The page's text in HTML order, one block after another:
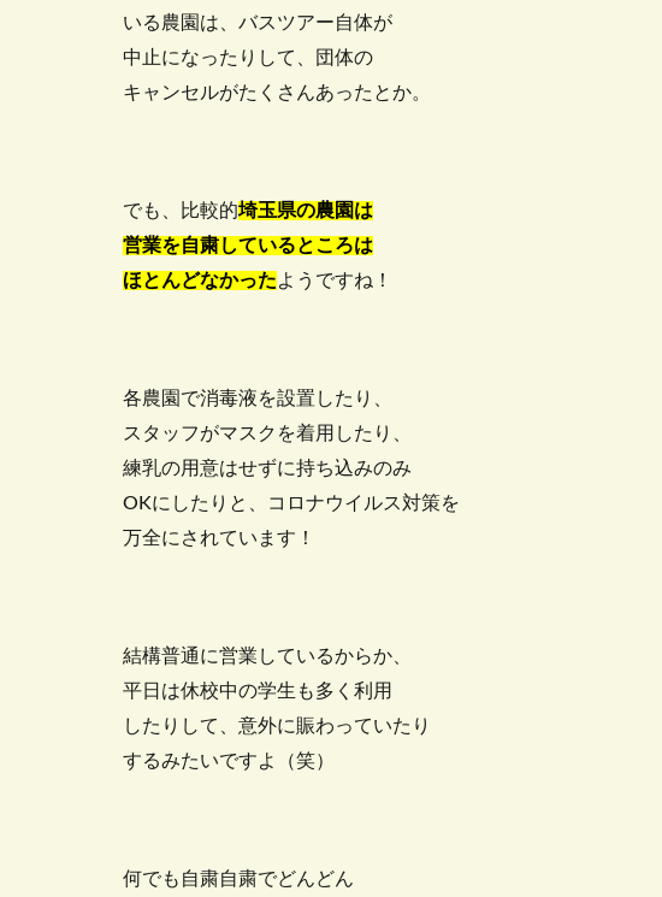
いる農園は、バスツアー自体が
中止になったりして、団体の
キャンセルがたくさんあったとか。
でも、比較的埼玉県の農園は
営業を自粛しているところは
ほとんどなかったようですね！
各農園で消毒液を設置したり、
スタッフがマスクを着用したり、
練乳の用意はせずに持ち込みのみ
OKにしたりと、コロナウイルス対策を
万全にされています！
結構普通に営業しているからか、
平日は休校中の学生も多く利用
したりして、意外に賑わっていたり
するみたいですよ（笑）
何でも自粛自粛でどんどん